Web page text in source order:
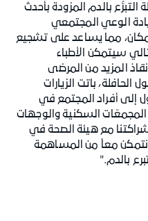
بالدم المزودة بأحدث
الوعي المجتمعي
مما يساعد على تشجيع
سيتمكن الأطباء
المزيد من المرضى
باتت الزيارات
إلى أفراد المجتمع في
السكنية والوجهات
مع هيئة الصحة في
نتمكن معاً من المساهمة
بالدم."